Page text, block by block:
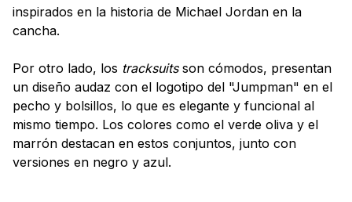
inspirados en la historia de Michael Jordan en la
cancha.
Por otro lado, los tracksuitsson cómodos, presentan
un diseño audaz con el logotipo del "Jumpman" en el
pecho y bolsillos, lo que es elegante y funcional al
mismo tiempo. Los colores como el verde oliva y el
marrón destacan en estos conjuntos, junto con
versiones en negro y azul.